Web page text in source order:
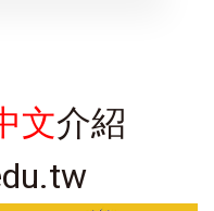
文介紹